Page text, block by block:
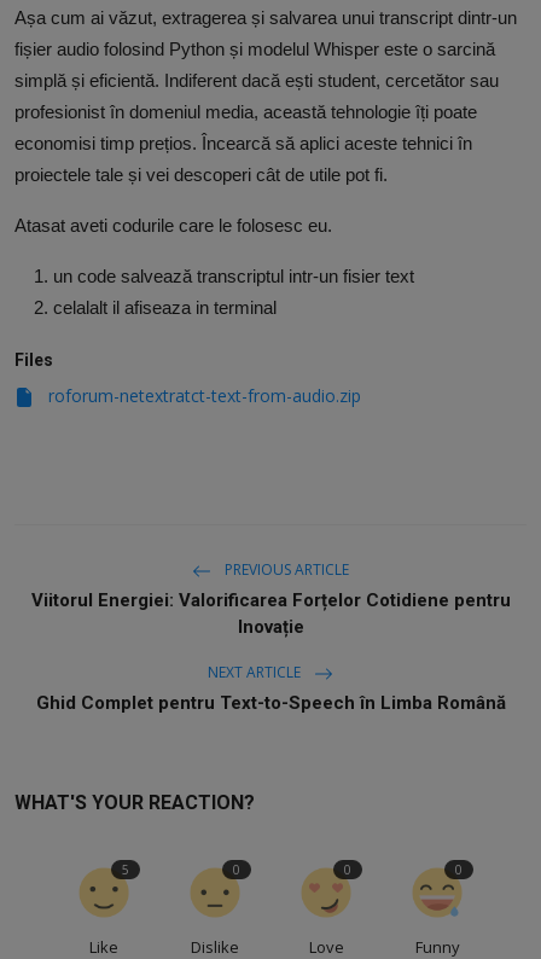
Așa cum ai văzut, extragerea și salvarea unui transcript dintr-un
fișier audio folosind Python și modelul Whisper este o sarcină
simplă și eficientă. Indiferent dacă ești student, cercetător sau
profesionist în domeniul media, această tehnologie îți poate
economisi timp prețios. Încearcă să aplici aceste tehnici în
proiectele tale și vei descoperi cât de utile pot fi.
Atasat aveti codurile care le folosesc eu.
un code salvează transcriptul intr-un fisier text
celalalt il afiseaza in terminal
Files
roforum-netextratct-text-from-audio.zip
PREVIOUS ARTICLE
Viitorul Energiei: Valorificarea Forțelor Cotidiene pentru
Inovație
NEXT ARTICLE
Ghid Complet pentru Text-to-Speech în Limba Română
WHAT'S YOUR REACTION?
Like
5
Dislike
0
Love
0
Funny
0